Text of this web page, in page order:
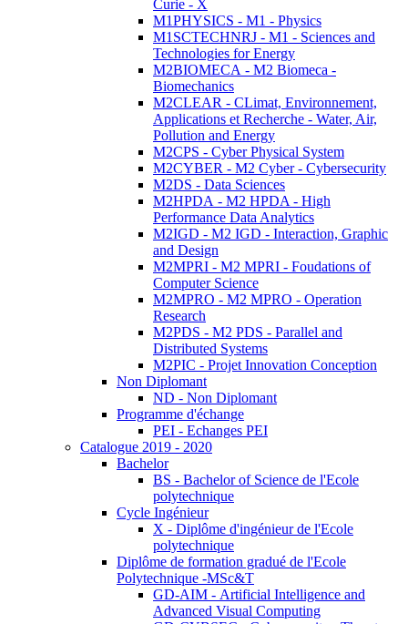
Curie - X
M1PHYSICS - M1 - Physics
M1SCTECHNRJ - M1 - Sciences and
Technologies for Energy
M2BIOMECA - M2 Biomeca -
Biomechanics
M2CLEAR - CLimat, Environnement,
Applications et Recherche - Water, Air,
Pollution and Energy
M2CPS - Cyber Physical System
M2CYBER - M2 Cyber - Cybersecurity
M2DS - Data Sciences
M2HPDA - M2 HPDA - High
Performance Data Analytics
M2IGD - M2 IGD - Interaction, Graphic
and Design
M2MPRI - M2 MPRI - Foudations of
Computer Science
M2MPRO - M2 MPRO - Operation
Research
M2PDS - M2 PDS - Parallel and
Distributed Systems
M2PIC - Projet Innovation Conception
Non Diplomant
ND - Non Diplomant
Programme d'échange
PEI - Echanges PEI
Catalogue 2019 - 2020
Bachelor
BS - Bachelor of Science de l'Ecole
polytechnique
Cycle Ingénieur
X - Diplôme d'ingénieur de l'Ecole
polytechnique
Diplôme de formation gradué de l'Ecole
Polytechnique -MSc&T
GD-AIM - Artificial Intelligence and
Advanced Visual Computing